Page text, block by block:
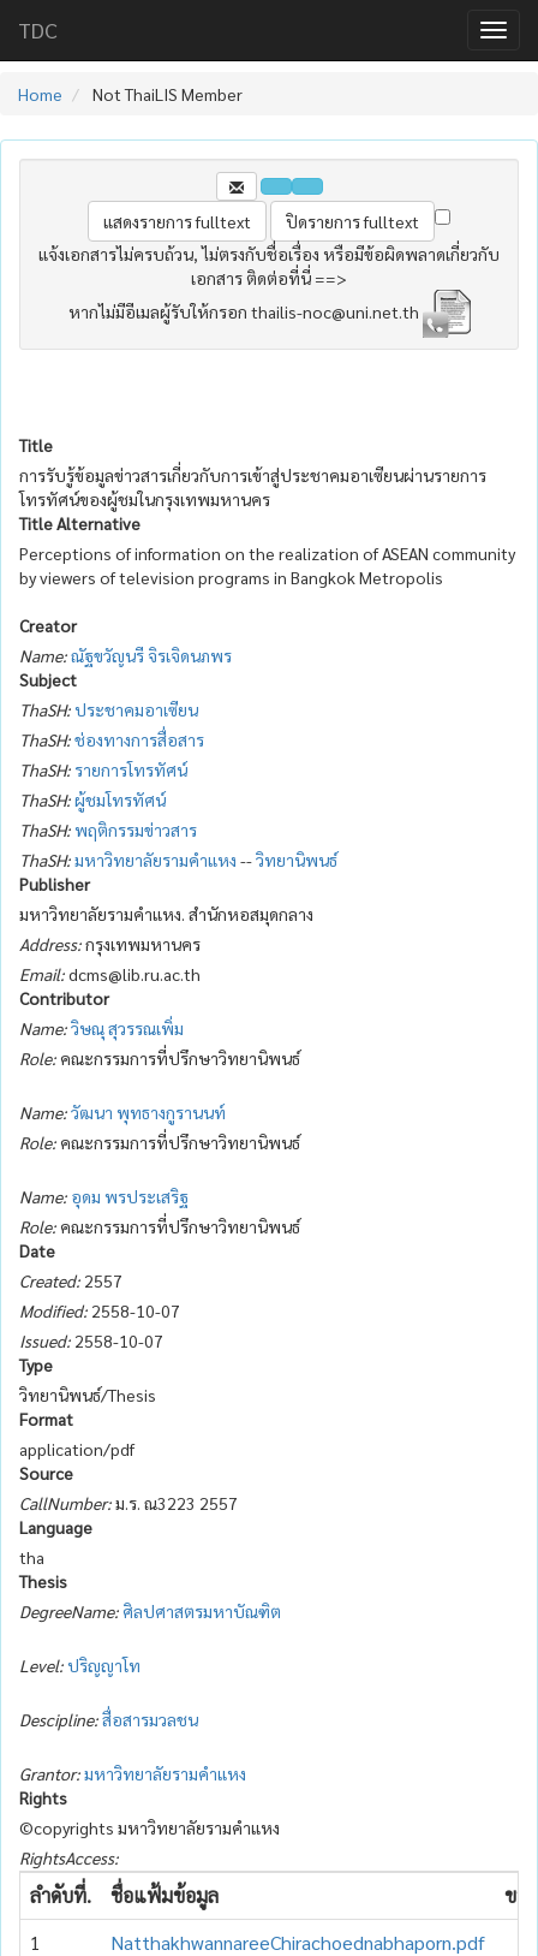
TDC
Home Not ThaiLIS Member
แจ้งเอกสารไม่ครบถ้วน, ไม่ตรงกับชื่อเรื่อง หรือมีข้อผิดพลาดเกี่ยวกับ
เอกสาร ติดต่อที่นี่ ==>
หากไม่มีอีเมลผู้รับให้กรอก thailis-noc@uni.net.th
Title
การรับรู้ข้อมูลข่าวสารเกี่ยวกับการเข้าสู่ประชาคมอาเซียนผ่านรายการ
โทรทัศน์ของผู้ชมในกรุงเทพมหานคร
Title Alternative
Perceptions of information on the realization of ASEAN community
by viewers of television programs in Bangkok Metropolis
Creator
Name:ณัฐขวัญนรี จิรเจิดนภพร
Subject
ThaSH:ประชาคมอาเซียน
ThaSH:ช่องทางการสื่อสาร
ThaSH: รายการโทรทัศน์
ThaSH:ผู้ชมโทรทัศน์
ThaSH:พฤติกรรมข่าวสาร
ThaSH:มหาวิทยาลัยรามคำแหง --วิทยานิพนธ์
Publisher
มหาวิทยาลัยรามคำแหง. สำนักหอสมุดกลาง
Address:กรุงเทพมหานคร
Email:dcms@lib.ru.ac.th
Contributor
Name:วิษณุ สุวรรณเพิ่ม
Role: คณะกรรมการที่ปรึกษาวิทยานิพนธ์
Name:วัฒนา พุทธางกูรานนท์
Role: คณะกรรมการที่ปรึกษาวิทยานิพนธ์
Name: อุดม พรประเสริฐ
Role: คณะกรรมการที่ปรึกษาวิทยานิพนธ์
Date
Created: 2557
Modified: 2558-10-07
Issued: 2558-10-07
Type
วิทยานิพนธ์/Thesis
Format
application/pdf
Source
CallNumber:ม.ร. ณ3223 2557
Language
tha
Thesis
DegreeName: ศิลปศาสตรมหาบัณฑิต
Level:ปริญญาโท
Descipline:สื่อสารมวลชน
Grantor:มหาวิทยาลัยรามคำแหง
Rights
©copyrights มหาวิทยาลัยรามคำแหง
RightsAccess:
ลำดับที่. ชื่อแฟ้มข้อมูล
ขน
1
NatthakhwannareeChirachoednabhaporn.pdf